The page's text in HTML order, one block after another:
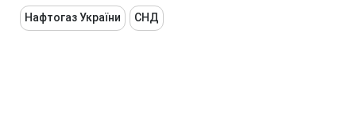
Нафтогаз України СНД